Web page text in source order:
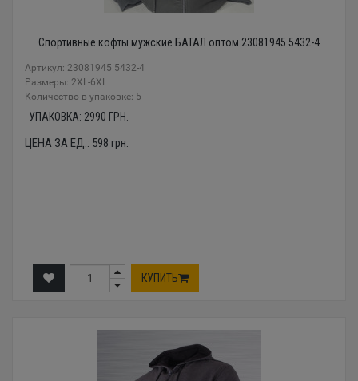
Спортивные кофты мужские БАТАЛ оптом 23081945 5432-4
Артикул: 23081945 5432-4
Размеры: 2XL-6XL
Количество в упаковке: 5
УПАКОВКА: 2990 ГРН.
ЦЕНА ЗА ЕД.: 598 грн.
КУПИТЬ